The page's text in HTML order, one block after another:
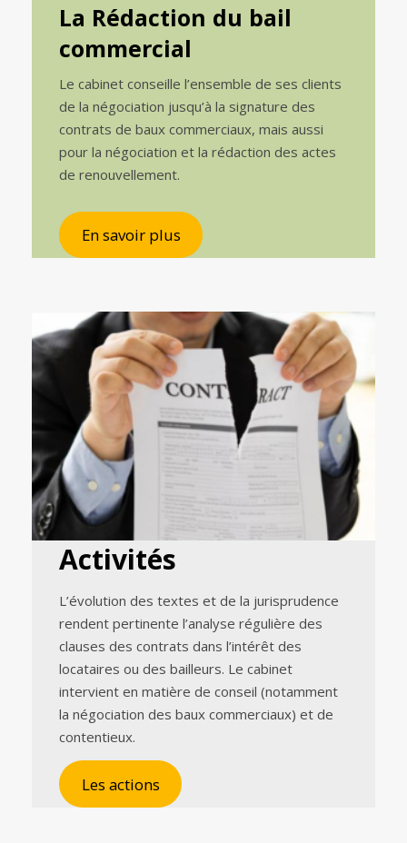
La Rédaction du bail
commercial
Le cabinet conseille l’ensemble de ses clients
de la négociation jusqu’à la signature des
contrats de baux commerciaux, mais aussi
pour la négociation et la rédaction des actes
de renouvellement.
En savoir plus
Activités
L’évolution des textes et de la jurisprudence
rendent pertinente l’analyse régulière des
clauses des contrats dans l’intérêt des
locataires ou des bailleurs. Le cabinet
intervient en matière de conseil (notamment
la négociation des baux commerciaux) et de
contentieux.
Les actions